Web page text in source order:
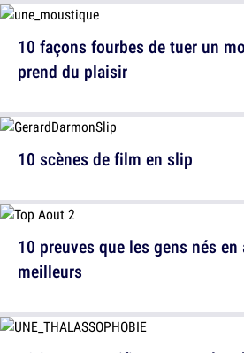
10 scènes de film en slip
10 façons fourbes de tuer un
prend du plaisir
10 preuves que les gens nés
meilleurs